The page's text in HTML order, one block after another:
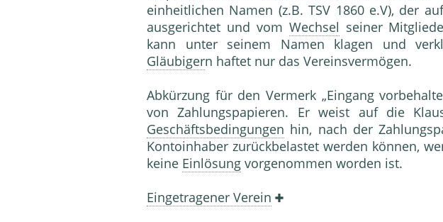
einheitlichen Namen (z.B. TSV 1860 e.V), der
ausgerichtet und vom Wechsel seiner
kann unter seinem Namen klagen und
Gläubigern haftet nur das Vereinsvermögen.
Abkürzung für den Vermerk „Eingang
von Zahlungspapieren. Er weist auf die
Geschäftsbedingungen hin, nach der
Kontoinhaber zurückbelastet werden können,
keine Einlösung vorgenommen worden ist.
Eingetragener Verein